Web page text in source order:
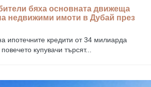
бяха основната движеща
недвижими имоти в Дубай през
ипотечните кредити от 34 милиарда
купувачи търсят...